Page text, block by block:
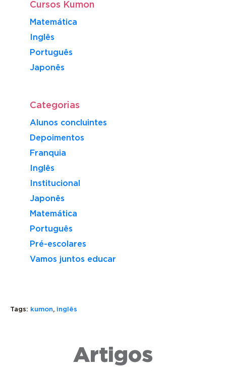
Cursos Kumon
Matemática
Inglês
Português
​Japonês
Categorias
Alunos concluintes
Depoimentos
Franquia
Inglês
Institucional
Japonês
Matemática
Português
Pré-escolares
Vamos juntos educar
Tags: kumon, inglês
Artigos
MELHORAR
ARE:
TIRE